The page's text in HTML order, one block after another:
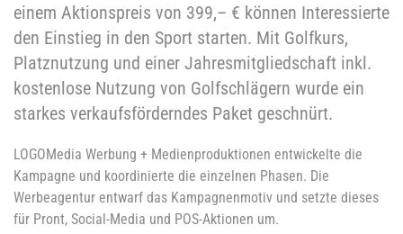
einem Aktionspreis von 399,– € können Interessierte
den Einstieg in den Sport starten. Mit Golfkurs,
Platznutzung und einer Jahresmitgliedschaft inkl.
kostenlose Nutzung von Golfschlägern wurde ein
starkes verkaufsförderndes Paket geschnürt.
LOGOMedia Werbung + Medienproduktionen entwickelte die
Kampagne und koordinierte die einzelnen Phasen. Die
Werbeagentur entwarf das Kampagnenmotiv und setzte dieses
für Pront, Social-Media und POS-Aktionen um.